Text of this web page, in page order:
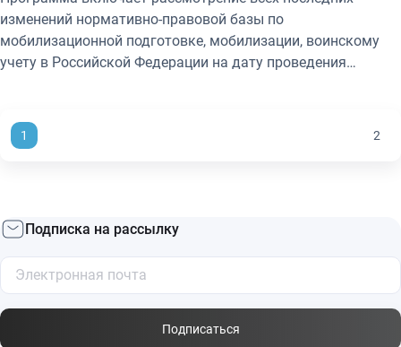
изменений нормативно-правовой базы по
мобилизационной подготовке, мобилизации, воинскому
учету в Российской Федерации на дату проведения
1 2
Подписка на рассылку
Подписаться